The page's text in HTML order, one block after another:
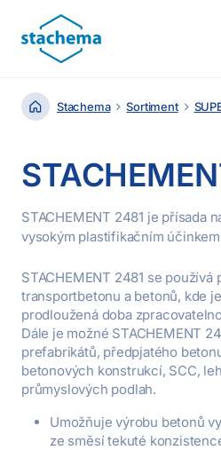
Stachema Sortiment
STACHEMENT 2481 je přísada
vysokým plastifikačním
STACHEMENT 2481 se
transportbetonu a betonů, kde
prodloužená doba
Dále je možné STACHEMENT
prefabrikátů, předpjatého
betonových konstrukcí, SCC,
průmyslových podlah.
Umožňuje výrobu betonů
ze směsí tekuté